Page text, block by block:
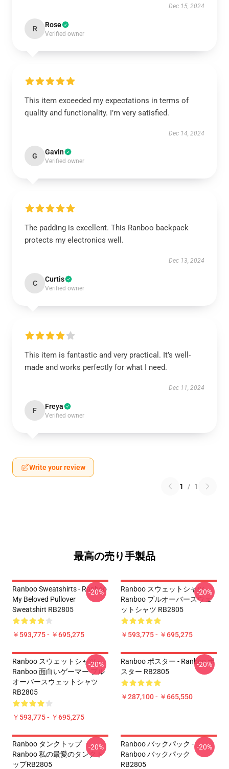
Dec 15, 2024
R Rose
Verified owner
This item exceeded my expectations in terms of
quality and functionality. I’m very satisfied.
Dec 14, 2024
G Gavin
Verified owner
The padding is excellent. This Ranboo backpack
protects my electronics well.
Dec 13, 2024
C Curtis
Verified owner
This item is fantastic and very practical. It’s well-
made and works perfectly for what I need.
Dec 11, 2024
F Freya
Verified owner
Write your review
1 / 1
最高の売り手製品
Ranboo Sweatshirts - Ranboo
My Beloved Pullover
Sweatshirt RB2805
￥593,775 - ￥695,275
-20%
Ranboo スウェットシャツ -
Ranboo プルオーバースウェ
ットシャツ RB2805
￥593,775 - ￥695,275
-20%
Ranboo スウェットシャツ -
Ranboo 面白いゲーマー プル
オーバースウェットシャツ
RB2805
￥593,775 - ￥695,275
-20%
Ranboo ポスター - Ranboo ポ
スター RB2805
￥287,100 - ￥665,550
-20%
Ranboo タンクトップ ・
Ranboo 私の最愛のタンクト
ップRB2805
-20%
Ranboo バックパック -
Ranboo バックパック
RB2805
-20%